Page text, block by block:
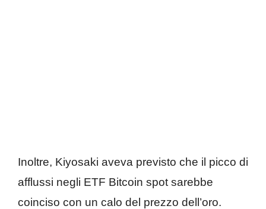
Inoltre, Kiyosaki aveva previsto che il picco di
afflussi negli ETF Bitcoin spot sarebbe
coinciso con un calo del prezzo dell’oro.